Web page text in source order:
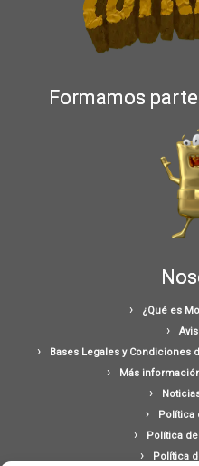
Formamos
¿Qué es
Bases Legales y Condiciones
Más
Política
Política
Política